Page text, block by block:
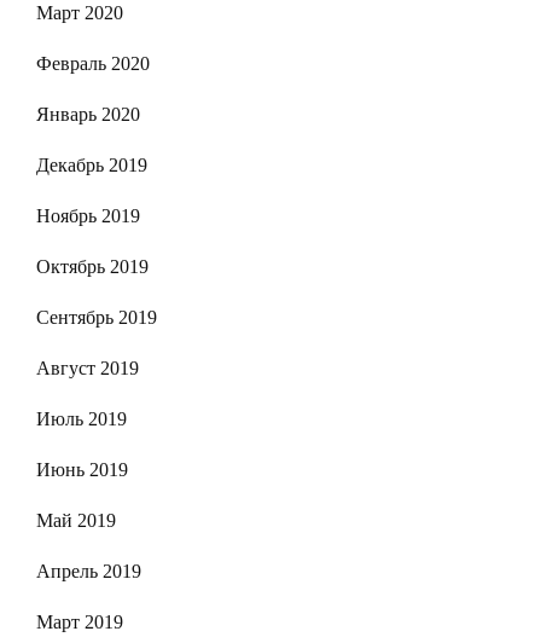
Март 2020
Февраль 2020
Январь 2020
Декабрь 2019
Ноябрь 2019
Октябрь 2019
Сентябрь 2019
Август 2019
Июль 2019
Июнь 2019
Май 2019
Апрель 2019
Март 2019